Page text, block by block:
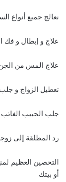
نعالج جميع أنواع
علاج و إبطال و فك
علاج المس من
تعطيل الزواج و
جلب الحبيب
رد المطلقة إلى
التحصين العظيم
أو بيتك